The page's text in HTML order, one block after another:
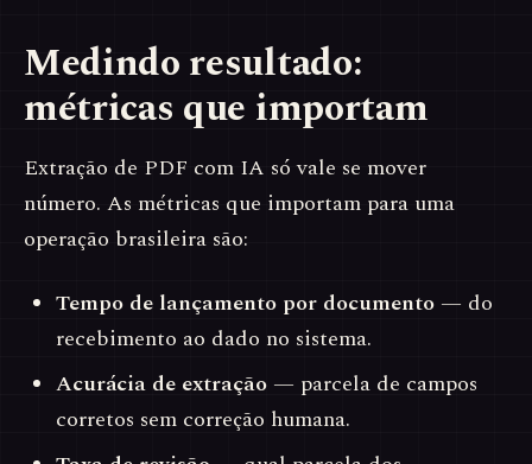
Medindo resultado:
métricas que importam
Extração de PDF com IA só vale se mover
número. As métricas que importam para uma
operação brasileira são:
Tempo de lançamento por documento — do
recebimento ao dado no sistema.
Acurácia de extração — parcela de campos
corretos sem correção humana.